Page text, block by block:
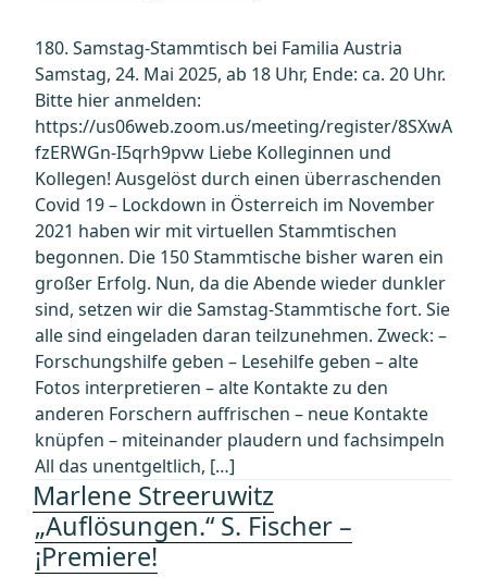
180. Samstag-Stammtisch bei Familia Austria
Samstag, 24. Mai 2025, ab 18 Uhr, Ende: ca. 20 Uhr.
Bitte hier anmelden:
https://us06web.zoom.us/meeting/register/8SXwA
fzERWGn-I5qrh9pvw Liebe Kolleginnen und
Kollegen! Ausgelöst durch einen überraschenden
Covid 19 – Lockdown in Österreich im November
2021 haben wir mit virtuellen Stammtischen
begonnen. Die 150 Stammtische bisher waren ein
großer Erfolg. Nun, da die Abende wieder dunkler
sind, setzen wir die Samstag-Stammtische fort. Sie
alle sind eingeladen daran teilzunehmen. Zweck: –
Forschungshilfe geben – Lesehilfe geben – alte
Fotos interpretieren – alte Kontakte zu den
anderen Forschern auffrischen – neue Kontakte
knüpfen – miteinander plaudern und fachsimpeln
All das unentgeltlich, […]
Marlene Streeruwitz
„Auflösungen.“ S. Fischer –
¡Premiere!